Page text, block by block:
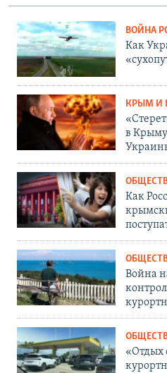
ВОЙНА
Как
КРЫМ И
в
Как
Война
«Отдых